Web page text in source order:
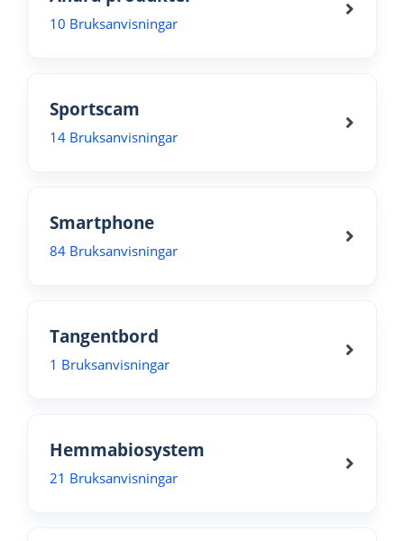
10 Bruksanvisningar
Sportscam
14 Bruksanvisningar
Smartphone
84 Bruksanvisningar
Tangentbord
1 Bruksanvisningar
Hemmabiosystem
21 Bruksanvisningar